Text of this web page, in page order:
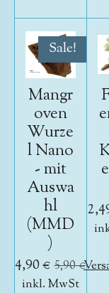
Sale!
Mangr
oven
Wurze
l Nano
- mit
Auswa
hl
(MMD
)
4,90 € 5,90 €
inkl. MwSt